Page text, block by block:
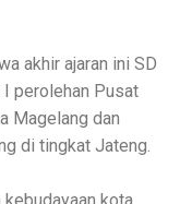
akhir ajaran ini SD
perolehan Pusat
Magelang dan
di tingkat Jateng.